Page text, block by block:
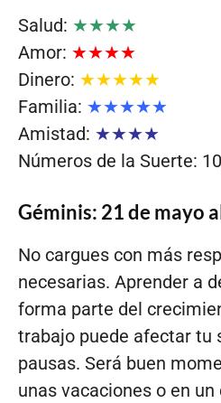
Salud: ★★★★
Amor: ★★★★
Dinero: ★★★★★
Familia: ★★★★★
Amistad: ★★★★
Números de la Suerte:
Géminis: 21 de mayo
No cargues con más
necesarias. Aprender a
forma parte del
trabajo puede afectar tu
pausas. Será buen
unas vacaciones o en